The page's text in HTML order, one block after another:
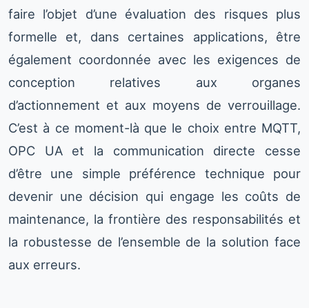
faire l’objet d’une évaluation des risques plus
formelle et, dans certaines applications, être
également coordonnée avec les exigences de
conception relatives aux organes
d’actionnement et aux moyens de verrouillage.
C’est à ce moment-là que le choix entre MQTT,
OPC UA et la communication directe cesse
d’être une simple préférence technique pour
devenir une décision qui engage les coûts de
maintenance, la frontière des responsabilités et
la robustesse de l’ensemble de la solution face
aux erreurs.